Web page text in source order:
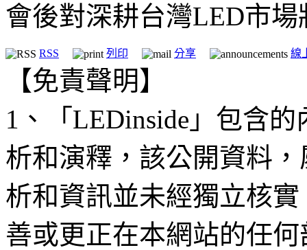
會後對深耕台灣LED市
RSS 列印 分享 線
【免責聲明】
1、「LEDinside」包含
析和演釋，該公開資料
析和資訊並未經獨立核
善或更正在本網站的任